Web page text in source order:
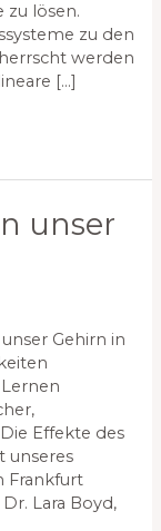
zu lösen.
zu den
werden
[…]
unser
Gehirn in
Effekte des
unseres
Frankfurt
Lara Boyd,